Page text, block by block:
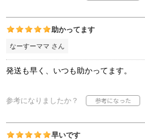
助かってます
なーすーママ さん
発送も早く、いつも助かってます。
参考になりましたか？
早いです